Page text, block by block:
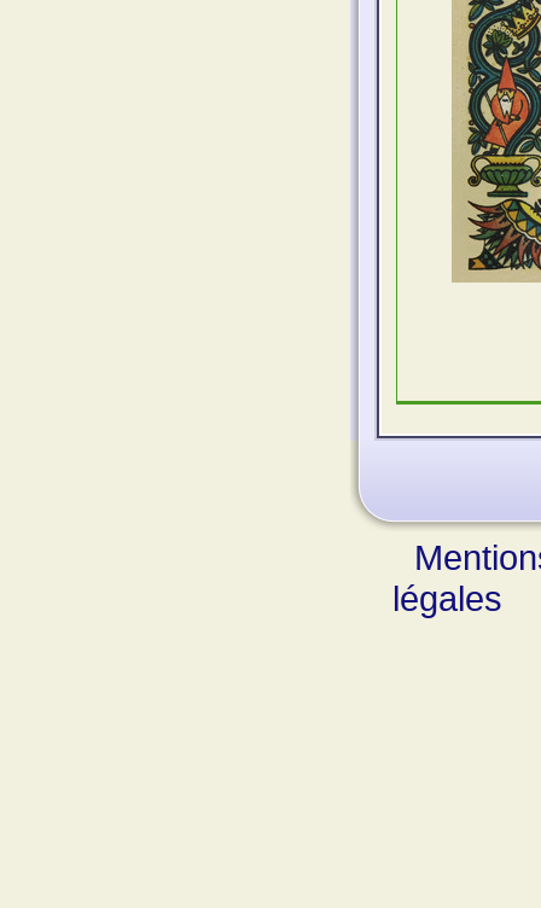
légales